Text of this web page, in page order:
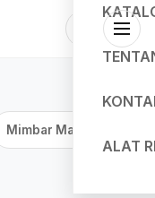
ALAT
Mimbar Masjid Jakarta